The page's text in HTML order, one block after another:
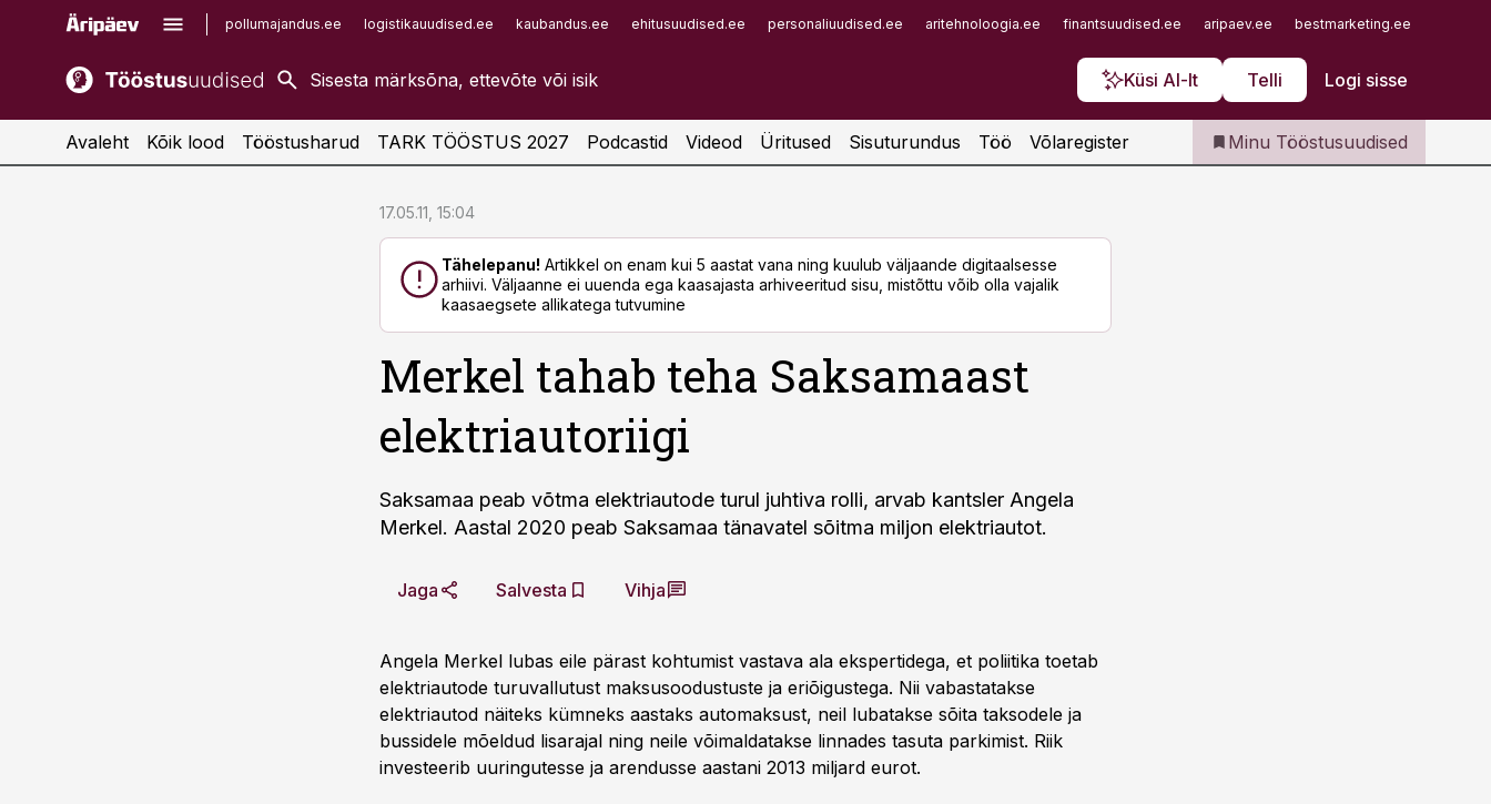
pollumajandus.ee logistikauudised.ee kaubandus.ee ehitusuudised.ee personaliuudised.ee aritehnoloogia.ee finantsuudised.ee aripaev.ee bestmarketing.ee
Küsi AI-lt Telli Logi sisse
kaubandus.ee
kinnisvarauudised.ee
imelineajalugu.ee
Infopank
Iseteenindus
Telli Tööstusuudised
Avaleht Kõik lood Tööstusharud TARK TÖÖSTUS 2027 Podcastid Videod Üritused Sisuturundus Töö Võlaregister Minu Tööstusuudised
17.05.11, 15:04
Tähelepanu! Artikkel on enam kui 5 aastat vana ning kuulub väljaande digitaalsesse
arhiivi. Väljaanne ei uuenda ega kaasajasta arhiveeritud sisu, mistõttu võib olla vajalik
kaasaegsete allikatega tutvumine
Merkel tahab teha Saksamaast
elektriautoriigi
Saksamaa peab võtma elektriautode turul juhtiva rolli, arvab kantsler Angela
Merkel. Aastal 2020 peab Saksamaa tänavatel sõitma miljon elektriautot.
Jaga Salvesta Vihja
Angela Merkel lubas eile pärast kohtumist vastava ala ekspertidega, et poliitika toetab
elektriautode turuvallutust maksusoodustuste ja eriõigustega. Nii vabastatakse
elektriautod näiteks kümneks aastaks automaksust, neil lubatakse sõita taksodele ja
bussidele mõeldud lisarajal ning neile võimaldatakse linnades tasuta parkimist. Riik
investeerib uuringutesse ja arendusse aastani 2013 miljard eurot.